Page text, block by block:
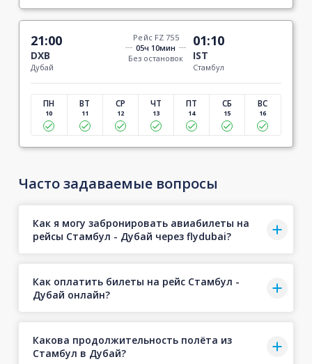
21:00
DXB
Дубай
Рейс FZ 755
05ч 10мин
Без остановок
01:10
IST
Стамбул
ПН
10
ВТ
11
СР
12
ЧТ
13
ПТ
14
СБ
15
ВС
16
Часто задаваемые вопросы
Как я могу забронировать авиабилеты на
рейсы Стамбул - Дубай через flydubai?
Как оплатить билеты на рейс Стамбул -
Дубай онлайн?
Какова продолжительность полёта из
Стамбул в Дубай?